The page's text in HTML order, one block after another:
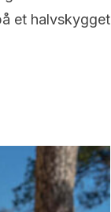
et halvskygget